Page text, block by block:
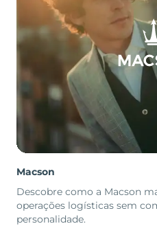
Macson
Descobre como a Macson
operações logísticas sem
personalidade.